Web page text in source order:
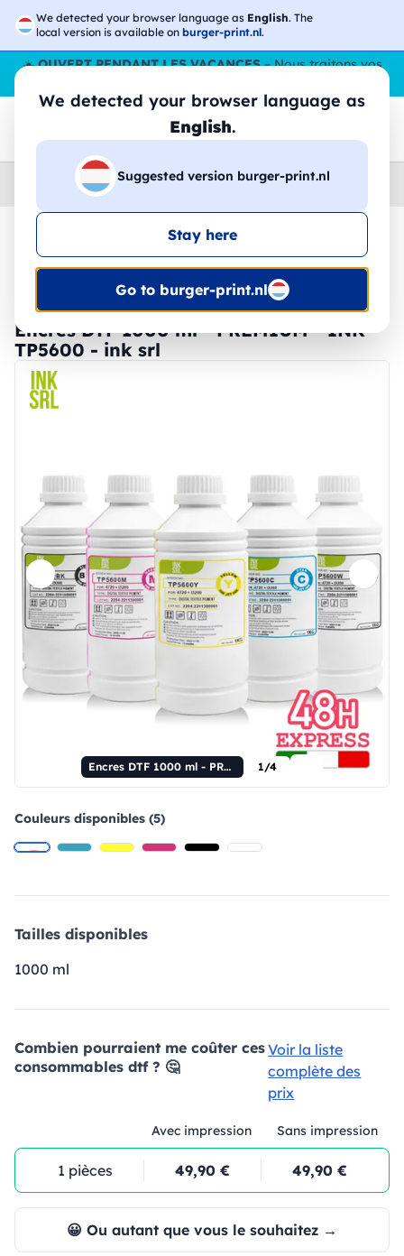
We detected your browser language as English. The
local version is available on burger-print.nl.
We detected your browser language as
English.
Suggested version burger-print.nl
Stay here
Go to burger-print.nl
☀️OUVERT PENDANT LES VACANCES– Nous traitons vos
DTF › consommables-dtf
🔥 Impression DTF à -30 %
Encres DTF 1000 ml - PREMIUM - INK-
TP5600 - ink srl
Encres DTF 1000 ml - PREMIUM 1/4
Couleurs disponibles (5)
Tailles disponibles
1000 ml
Combien pourraient me coûter ces
consommables dtf ? 🤔
Voir la liste
complète des
prix
Avec impression Sans impression
1 pièces 49,90 € 49,90 €
😀 Ou autant que vous le souhaitez →